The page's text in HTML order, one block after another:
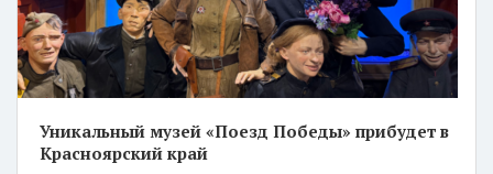
Уникальный музей «Поезд Победы» прибудет в
Красноярский край